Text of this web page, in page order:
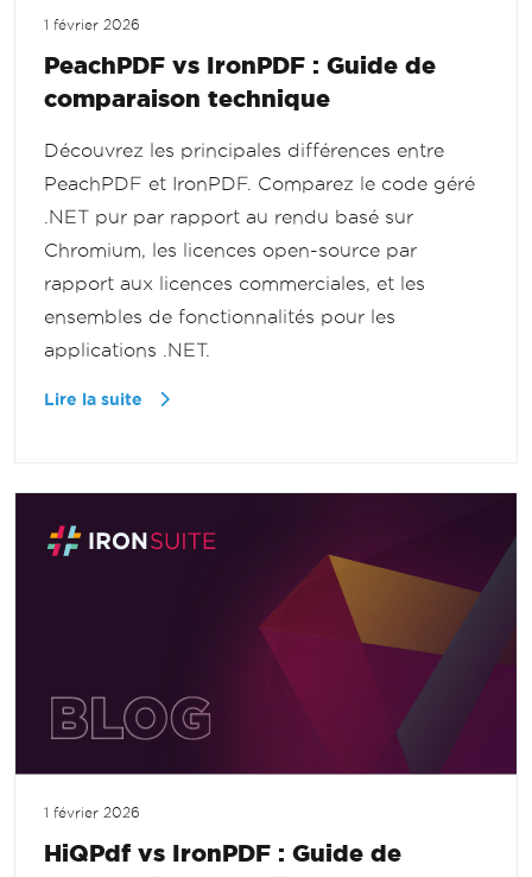
1 février 2026
PeachPDF vs IronPDF : Guide de
comparaison technique
Découvrez les principales différences entre
PeachPDF et IronPDF. Comparez le code géré
.NET pur par rapport au rendu basé sur
Chromium, les licences open-source par
rapport aux licences commerciales, et les
ensembles de fonctionnalités pour les
applications .NET.
Lire la suite
1 février 2026
HiQPdf vs IronPDF : Guide de